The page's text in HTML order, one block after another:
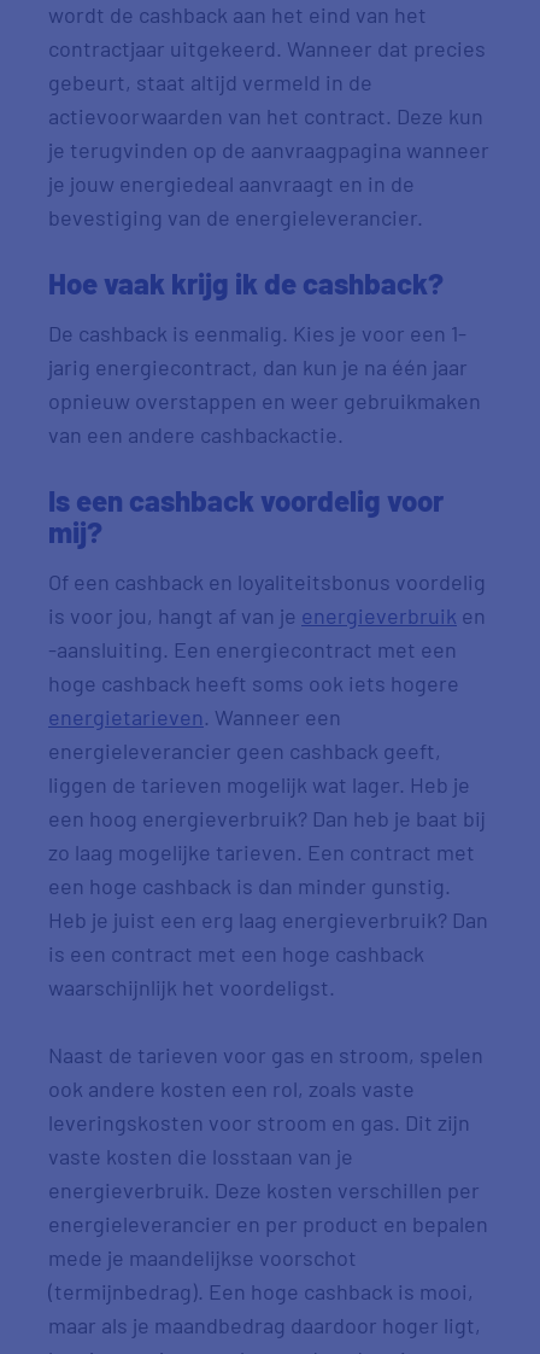
wordt de cashback aan het eind van het
contractjaar uitgekeerd. Wanneer dat precies
gebeurt, staat altijd vermeld in de
actievoorwaarden van het contract. Deze kun
je terugvinden op de aanvraagpagina wanneer
je jouw energiedeal aanvraagt en in de
bevestiging van de energieleverancier.
Hoe vaak krijg ik de cashback?
De cashback is eenmalig. Kies je voor een 1-
jarig energiecontract, dan kun je na één jaar
opnieuw overstappen en weer gebruikmaken
van een andere cashbackactie.
Is een cashback voordelig voor
mij?
Of een cashback en loyaliteitsbonus voordelig
is voor jou, hangt af van je energieverbruik en
-aansluiting. Een energiecontract met een
hoge cashback heeft soms ook iets hogere
energietarieven. Wanneer een
energieleverancier geen cashback geeft,
liggen de tarieven mogelijk wat lager. Heb je
een hoog energieverbruik? Dan heb je baat bij
zo laag mogelijke tarieven. Een contract met
een hoge cashback is dan minder gunstig.
Heb je juist een erg laag energieverbruik? Dan
is een contract met een hoge cashback
waarschijnlijk het voordeligst.
Naast de tarieven voor gas en stroom, spelen
ook andere kosten een rol, zoals vaste
leveringskosten voor stroom en gas. Dit zijn
vaste kosten die losstaan van je
energieverbruik. Deze kosten verschillen per
energieleverancier en per product en bepalen
mede je maandelijkse voorschot
(termijnbedrag). Een hoge cashback is mooi,
maar als je maandbedrag daardoor hoger ligt,